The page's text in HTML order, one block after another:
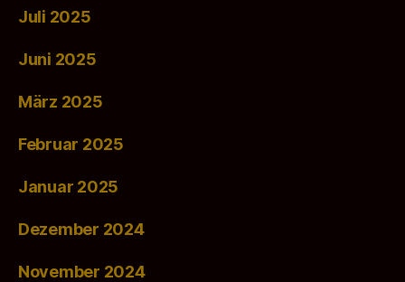
Juli 2025
Juni 2025
März 2025
Februar 2025
Januar 2025
Dezember 2024
November 2024